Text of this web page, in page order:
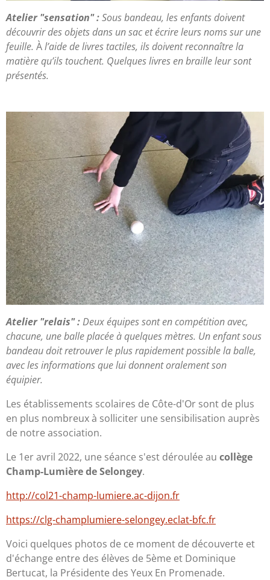
Atelier "sensation" :Sous bandeau, les enfants doivent
découvrir des objets dans un sac et écrire leurs noms sur une
feuille. Àl’aide de livres tactiles, ils doivent reconnaître la
matière qu’ils touchent. Quelques livres en braille leur sont
présentés.
Atelier "relais" :Deux équipes sont en compétition avec,
chacune, une balle placée à quelques mètres. Un enfant sous
bandeau doit retrouver le plus rapidement possible la balle,
avec les informations que lui donnent oralement son
équipier.
Les établissements scolaires de Côte-d'Or sont de plus
en plus nombreux à solliciter une sensibilisation auprès
de notre association.
Le 1er avril 2022, une séance s'est déroulée au collège
Champ-Lumière de Selongey.
http://col21-champ-lumiere.ac-dijon.fr
https://clg-champlumiere-selongey.eclat-bfc.fr
Voici quelques photos de ce moment de découverte et
d'échange entre des élèves de 5ème et Dominique
Bertucat, la Présidente des Yeux En Promenade.